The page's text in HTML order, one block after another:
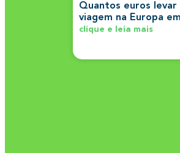
Quantos euros levar
viagem na Europa
clique e leia mais